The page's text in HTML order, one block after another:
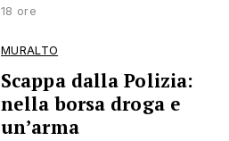
18 ore
MURALTO
Scappa dalla Polizia:
nella borsa droga e
un’arma